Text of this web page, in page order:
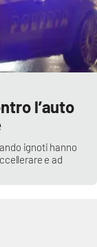
l’auto
ignoti hanno
e ad